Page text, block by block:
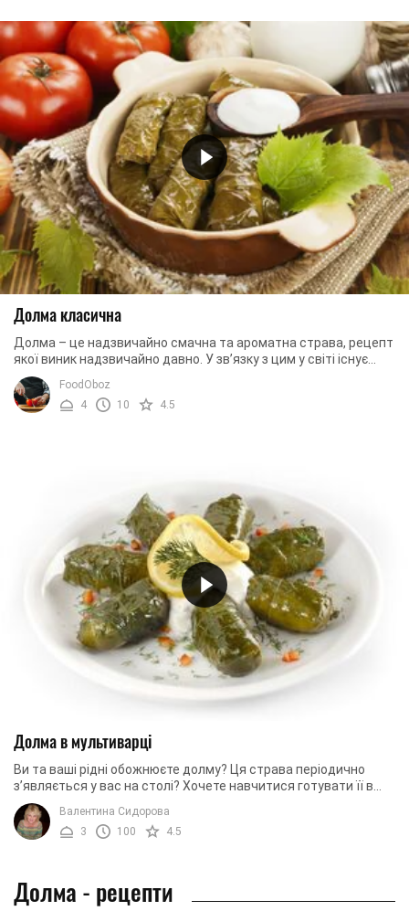
Долма класична
Долма – це надзвичайно смачна та ароматна страва, рецепт
якої виник надзвичайно давно. У зв’язку з цим у світі існує
безліч рецептів приготування ...
FoodOboz
4
10 4.5
Долма в мультиварці
Ви та ваші рідні обожнюєте долму? Ця страва періодично
з’являється у вас на столі? Хочете навчитися готувати її в
мультиварці? Тоді ми вам у цьому ...
Валентина Сидорова
3
100 4.5
Долма - рецепти